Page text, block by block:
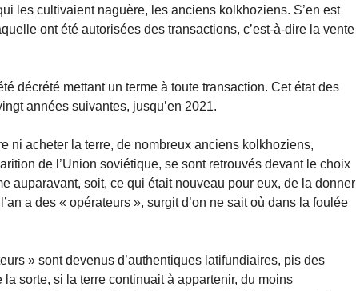
les cultivaient naguère, les anciens kolkhoziens. S’en est
ont été autorisées des transactions, c’est-à-dire la vente
décrété mettant un terme à toute transaction. Cet état des
années suivantes, jusqu’en 2021.
ni acheter la terre, de nombreux anciens kolkhoziens,
de l’Union soviétique, se sont retrouvés devant le choix
auparavant, soit, ce qui était nouveau pour eux, de la donner
a des « opérateurs », surgit d’on ne sait où dans la foulée
» sont devenus d’authentiques latifundiaires, pis des
sorte, si la terre continuait à appartenir, du moins